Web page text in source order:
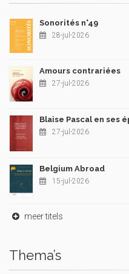
Sonorités n°49
28-jul-2026
Amours contrariées
27-jul-2026
Blaise Pascal en ses
27-jul-2026
Belgium Abroad
15-jul-2026
meer titels
Thema’s